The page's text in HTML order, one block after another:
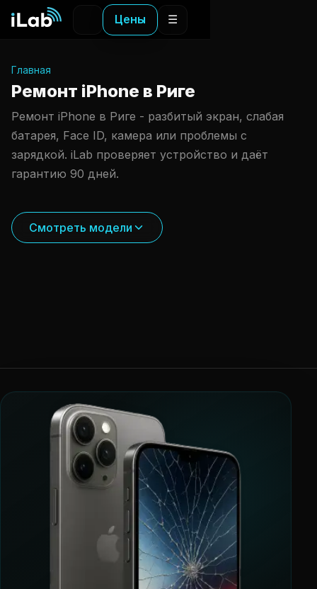
Цены ☰
Главная
Ремонт iPhone в Риге
Ремонт iPhone в Риге - разбитый экран, слабая
батарея, Face ID, камера или проблемы с
зарядкой. iLab проверяет устройство и даёт
гарантию 90 дней.
Смотреть модели